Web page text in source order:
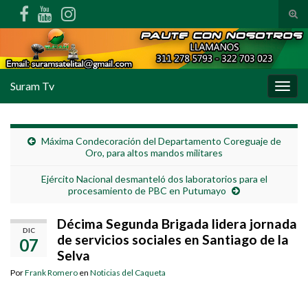
Suram Tv
Máxima Condecoración del Departamento Coreguaje de
Oro, para altos mandos militares
Ejército Nacional desmanteló dos laboratorios para el
procesamiento de PBC en Putumayo
DIC
07
Décima Segunda Brigada lidera jornada
de servicios sociales en Santiago de la
Selva
PorFrank Romero en Noticias del Caqueta